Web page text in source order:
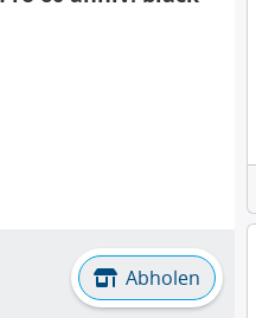
Abholen